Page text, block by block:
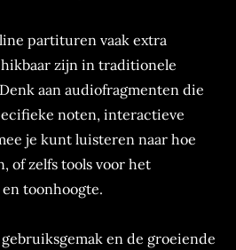
partituren vaak extra
zijn in traditionele
aan audiofragmenten die
noten, interactieve
je kunt luisteren naar hoe
of zelfs tools voor het
en toonhoogte.
en de groeiende